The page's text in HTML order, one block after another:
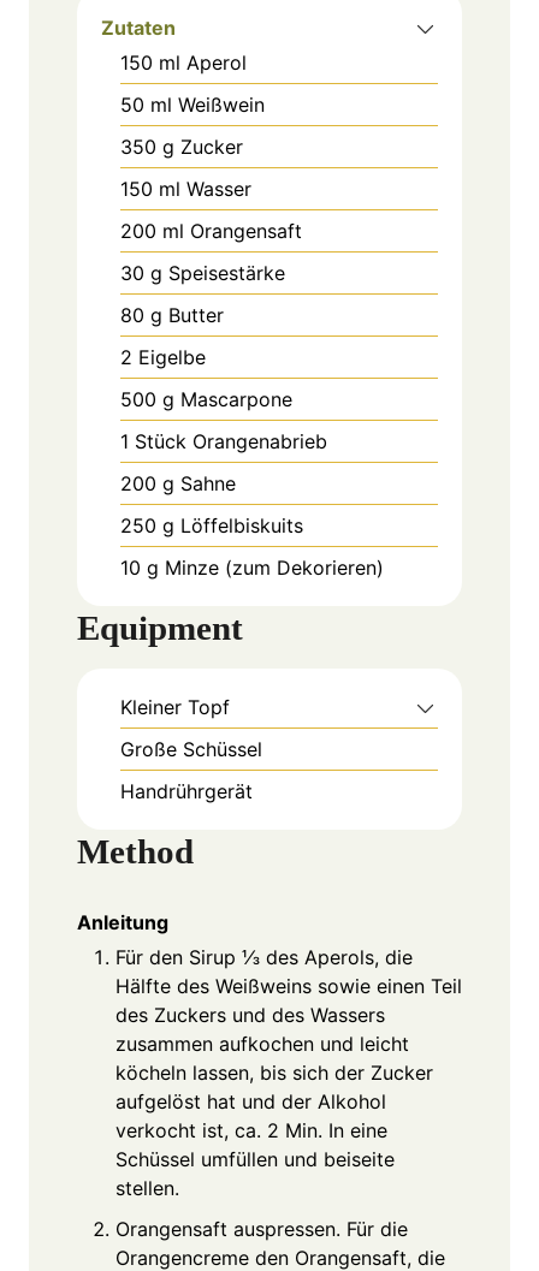
Zutaten
150 ml Aperol
50 ml Weißwein
350 g Zucker
150 ml Wasser
200 ml Orangensaft
30 g Speisestärke
80 g Butter
2 Eigelbe
500 g Mascarpone
1 Stück Orangenabrieb
200 g Sahne
250 g Löffelbiskuits
10 g Minze (zum Dekorieren)
Equipment
Kleiner Topf
Große Schüssel
Handrührgerät
Method
Anleitung
Für den Sirup ⅓ des Aperols, die
Hälfte des Weißweins sowie einen Teil
des Zuckers und des Wassers
zusammen aufkochen und leicht
köcheln lassen, bis sich der Zucker
aufgelöst hat und der Alkohol
verkocht ist, ca. 2 Min. In eine
Schüssel umfüllen und beiseite
stellen.
Orangensaft auspressen. Für die
Orangencreme den Orangensaft, die